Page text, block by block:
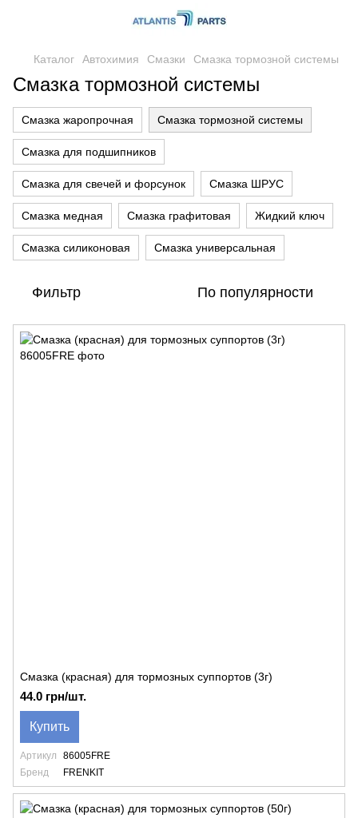
Каталог Автохимия Смазки Смазка тормозной системы
Смазка тормозной системы
Смазка жаропрочная Смазка тормозной системы
Смазка для подшипников
Смазка для свечей и форсунок Смазка ШРУС
Смазка медная Смазка графитовая Жидкий ключ
Смазка силиконовая Смазка универсальная
Фильтр По популярности
Смазка (красная) для тормозных суппортов (3г)
44.0 грн/шт.
Купить
Артикул
86005FRE
Бренд
FRENKIT